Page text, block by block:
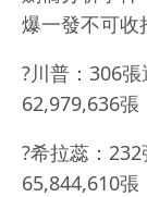
爆一發不可收
?川普：306
62,979,636張
?希拉蕊：
65,844,610張